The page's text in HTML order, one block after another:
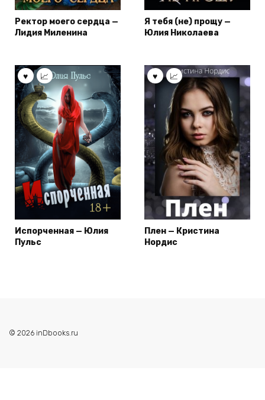
Ректор моего сердца —
Лидия Миленина
Я тебя (не) прощу —
Юлия Николаева
Испорченная — Юлия
Пульс
Плен — Кристина
Нордис
© 2026 inDbooks.ru